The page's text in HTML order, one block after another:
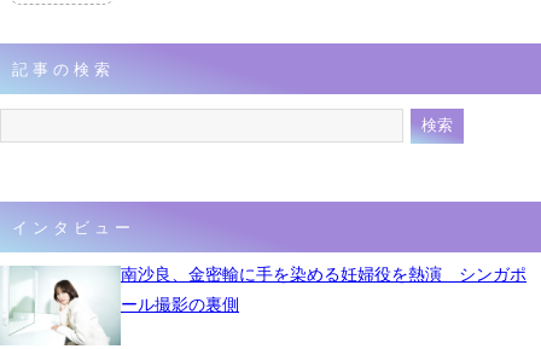
記事の検索
インタビュー
南沙良、金密輸に手を染める妊婦役を熱演 シンガポ
ール撮影の裏側